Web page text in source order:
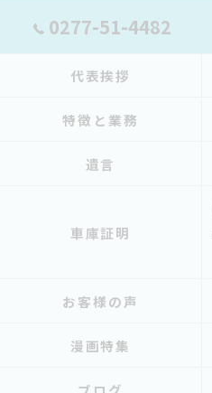
0277-51-4482
代表挨拶
特徴と業務
遺言
車庫証明
お客様の声
漫画特集